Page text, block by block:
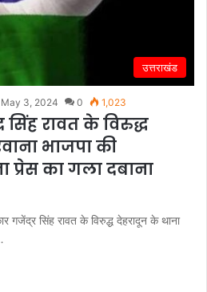
उत्तराखंड
May 3, 2024 0 1,023
सिंह रावत के विरुद्ध
भाजपा की
प्रेस का गला दबाना
गजेंद्र सिंह रावत के विरुद्ध देहरादून के थाना